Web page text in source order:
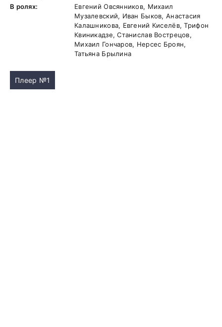
В ролях:
Евгений Овсянников, Михаил
Музалевский, Иван Быков, Анастасия
Калашникова, Евгений Киселёв, Трифон
Квиникадзе, Станислав Вострецов,
Михаил Гончаров, Нерсес Броян,
Татьяна Брылина
Плеер №1